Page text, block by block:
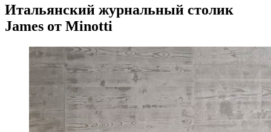
Итальянский журнальный столик
James от Minotti